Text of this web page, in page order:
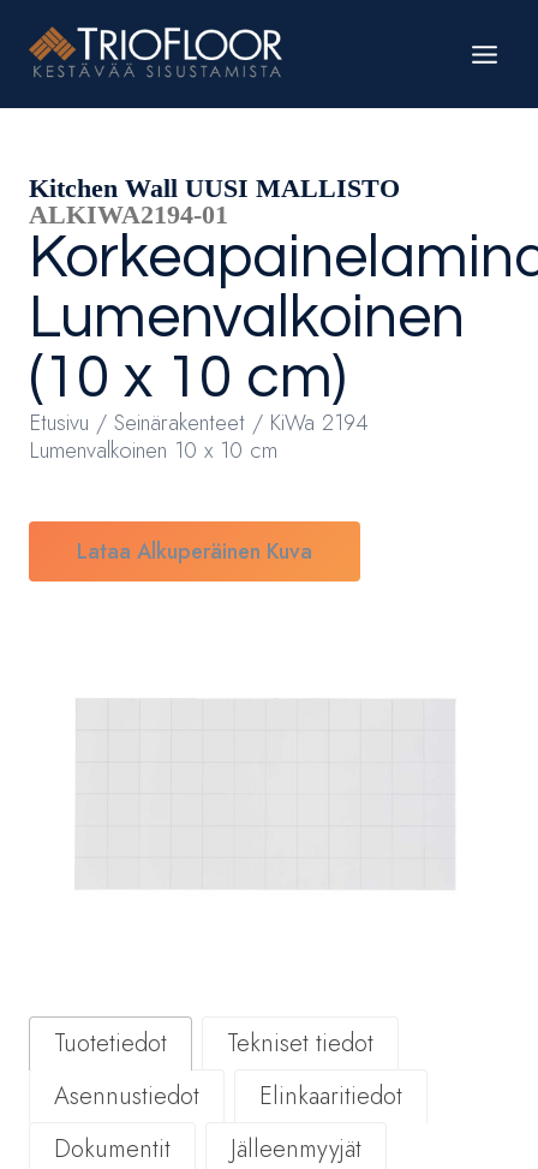
sisältöön
Kitchen Wall UUSI MALLISTO
ALKIWA2194-01
Lumenvalkoinen
(10 x 10 cm)
Etusivu / Seinärakenteet / KiWa 2194
Lumenvalkoinen 10 x 10 cm
Lataa Alkuperäinen Kuva
Tuotetiedot
Tekniset tiedot
Asennustiedot
Elinkaaritiedot
Dokumentit
Jälleenmyyjät